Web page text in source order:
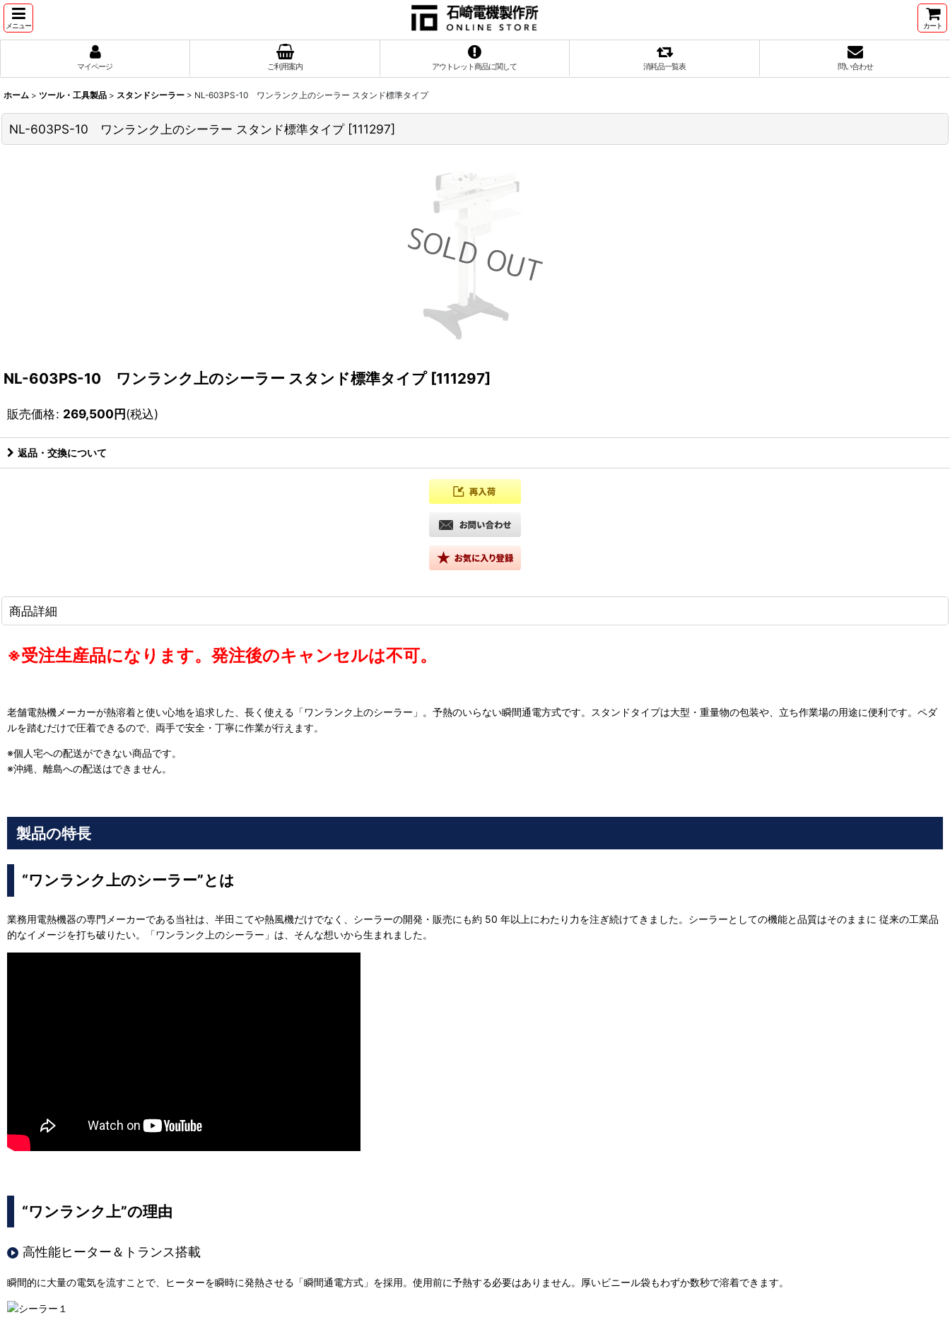
メニュー カート
マイページ ご利用案内 アウトレット商品に関して 消耗品一覧表 問い合わせ
ホーム > ツール・工具製品 > スタンドシーラー > NL-603PS-10 ワンランク上のシーラー スタンド標準タイプ
NL-603PS-10 ワンランク上のシーラー スタンド標準タイプ [111297]
NL-603PS-10 ワンランク上のシーラー スタンド標準タイプ [111297]
販売価格: 269,500円(税込)
返品・交換について
商品詳細
※受注生産品になります。発注後のキャンセルは不可。
老舗電熱機メーカーが熱溶着と使い心地を追求した、長く使える「ワンランク上のシーラー」。予熱のいらない瞬間通電方式です。スタンドタイプは大型・重量物の包装や、立ち作業場の用途に便利です。ペダ
ルを踏むだけで圧着できるので、両手で安全・丁寧に作業が行えます。
※個人宅への配送ができない商品です。
※沖縄、離島への配送はできません。
製品の特長
“ワンランク上のシーラー”とは
業務用電熱機器の専門メーカーである当社は、半田こてや熱風機だけでなく、シーラーの開発・販売にも約 50 年以上にわたり力を注ぎ続けてきました。シーラーとしての機能と品質はそのままに 従来の工業品
的なイメージを打ち破りたい。「ワンランク上のシーラー」は、そんな想いから生まれました。
“ワンランク上”の理由
高性能ヒーター＆トランス搭載
瞬間的に大量の電気を流すことで、ヒーターを瞬時に発熱させる「瞬間通電方式」を採用。使用前に予熱する必要はありません。厚いビニール袋もわずか数秒で溶着できます。